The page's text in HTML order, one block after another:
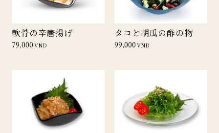
軟骨の辛唐揚げ
79,000VND
タコと胡瓜の酢の物
99,000VND